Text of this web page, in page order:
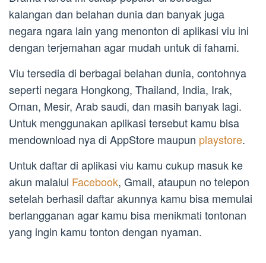
kalangan dan belahan dunia dan banyak juga
negara ngara lain yang menonton di aplikasi viu ini
dengan terjemahan agar mudah untuk di fahami.
Viu tersedia di berbagai belahan dunia, contohnya
seperti negara Hongkong, Thailand, India, Irak,
Oman, Mesir, Arab saudi, dan masih banyak lagi.
Untuk menggunakan aplikasi tersebut kamu bisa
mendownload nya di AppStore maupun playstore.
Untuk daftar di aplikasi viu kamu cukup masuk ke
akun malalui Facebook, Gmail, ataupun no telepon
setelah berhasil daftar akunnya kamu bisa memulai
berlangganan agar kamu bisa menikmati tontonan
yang ingin kamu tonton dengan nyaman.